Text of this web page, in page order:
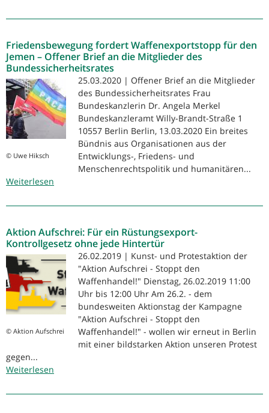
lesen
die
Kinder
aus
Moria
Friedensbewegung fordert Waffenexportstopp für den
Jemen – Offener Brief an die Mitglieder des
Bundessicherheitsrates
© Uwe Hiksch
25.03.2020 | Offener Brief an die Mitglieder
des Bundessicherheitsrates Frau
Bundeskanzlerin Dr. Angela Merkel
Bundeskanzleramt Willy-Brandt-Straße 1
10557 Berlin Berlin, 13.03.2020 Ein breites
Bündnis aus Organisationen aus der
Entwicklungs-, Friedens- und
Menschenrechtspolitik und humanitären...
Weiterlesen
fordert
für
den
Jemen
–
Offener
Brief
an
Mitglieder
Aktion Aufschrei: Für ein Rüstungsexport-
Kontrollgesetz ohne jede Hintertür
© Aktion Aufschrei
26.02.2019 | Kunst- und Protestaktion der
"Aktion Aufschrei - Stoppt den
Waffenhandel!" Dienstag, 26.02.2019 11:00
Uhr bis 12:00 Uhr Am 26.2. - dem
bundesweiten Aktionstag der Kampagne
"Aktion Aufschrei - Stoppt den
Waffenhandel!" - wollen wir erneut in Berlin
mit einer bildstarken Aktion unseren Protest
gegen...
Weiterlesen
Aufschrei: